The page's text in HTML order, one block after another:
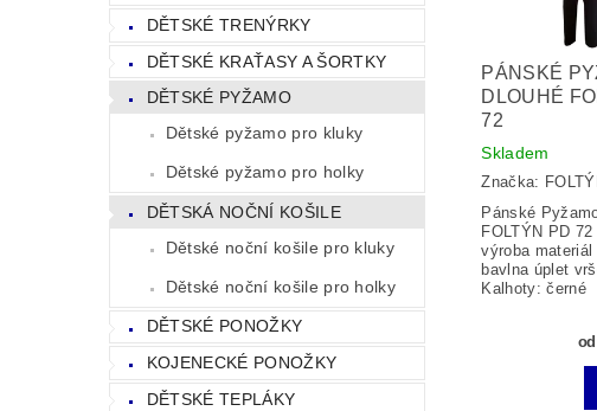
DĚTSKÉ TRENÝRKY
DĚTSKÉ KRAŤASY A ŠORTKY
DĚTSKÉ PYŽAMO
Dětské pyžamo pro kluky
Dětské pyžamo pro holky
DĚTSKÁ NOČNÍ KOŠILE
Dětské noční košile pro kluky
Dětské noční košile pro holky
DĚTSKÉ PONOŽKY
KOJENECKÉ PONOŽKY
DĚTSKÉ TEPLÁKY
PÁNSKÉ
DLOUHÉ
72
Skladem
Značka:
Pánské
FOLTÝN PD
výroba materiál
bavlna úplet
Kalhoty: černé
od